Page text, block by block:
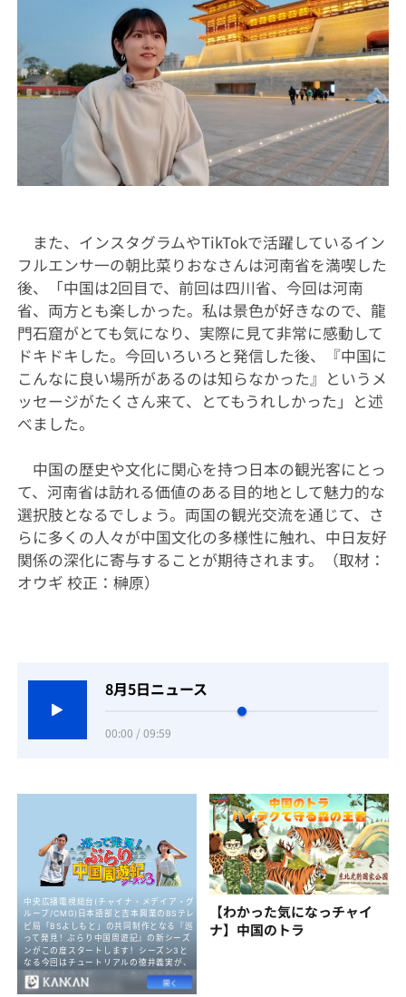
また、インスタグラムやTikTokで活躍しているイン
フルエンサ一の朝比菜りおなさんは河南省を満喫した
後、「中国は2回目で、前回は四川省、今回は河南
省、両方とも楽しかった。私は景色が好きなので、龍
門石窟がとても気になり、実際に見て非常に感動して
ドキドキした。 今回いろいろと発信した後、『中国に
こんなに良い場所があるのは知らなかった』というメ
ッセージがたくさん来て、とてもうれしかった」と述
べました。
中国の歴史や文化に関心を持つ日本の観光客にとっ
て、河南省は訪れる価値のある目的地として魅力的な
選択肢となるでしょう。両国の観光交流を通じて、さ
らに多くの人々が中国文化の多様性に触れ、中日友好
関係の深化に寄与することが期待されます。（取材：
オウギ 校正：榊原）
8月5日ニュース
00:00 / 09:59
【わかった気になっチャイ
ナ】中国のトラ